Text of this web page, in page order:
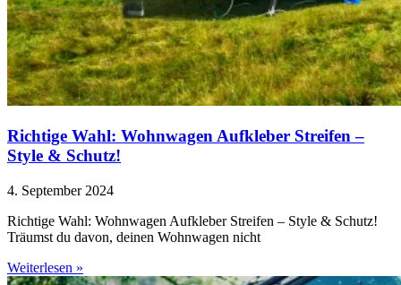
Richtige Wahl: Wohnwagen Aufkleber Streifen –
Style & Schutz!
4. September 2024
Richtige Wahl: Wohnwagen Aufkleber Streifen – Style & Schutz!
Träumst du davon, deinen Wohnwagen nicht
Weiterlesen »